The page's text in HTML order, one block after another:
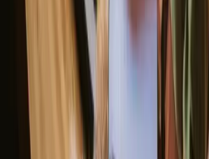
transporten, da noen steder kan være
lokale regler for naturen, som å rydde opp
mulig ut av oppholdet, vurder å ta med lokalt
spesialiteter fra nærliggende butikker. Det er
området, inkludert koselige kafeer og lokale
Opplev mikrohus
året rundt
Hver årstid i Skåne byr på unike opplevelser i
bringer blomstrende landskap og milde
vandring og sykling. Somrene er solfylte og
svømming og utendørsaktiviteter. Høsten